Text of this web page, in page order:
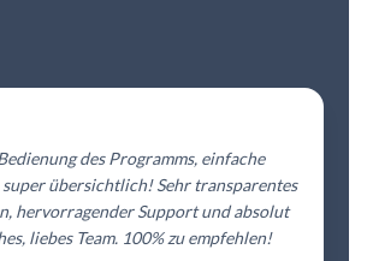
des Programms, einfache
super übersichtlich! Sehr transparentes
hervorragender Support und absolut
liebes Team. 100% zu empfehlen!